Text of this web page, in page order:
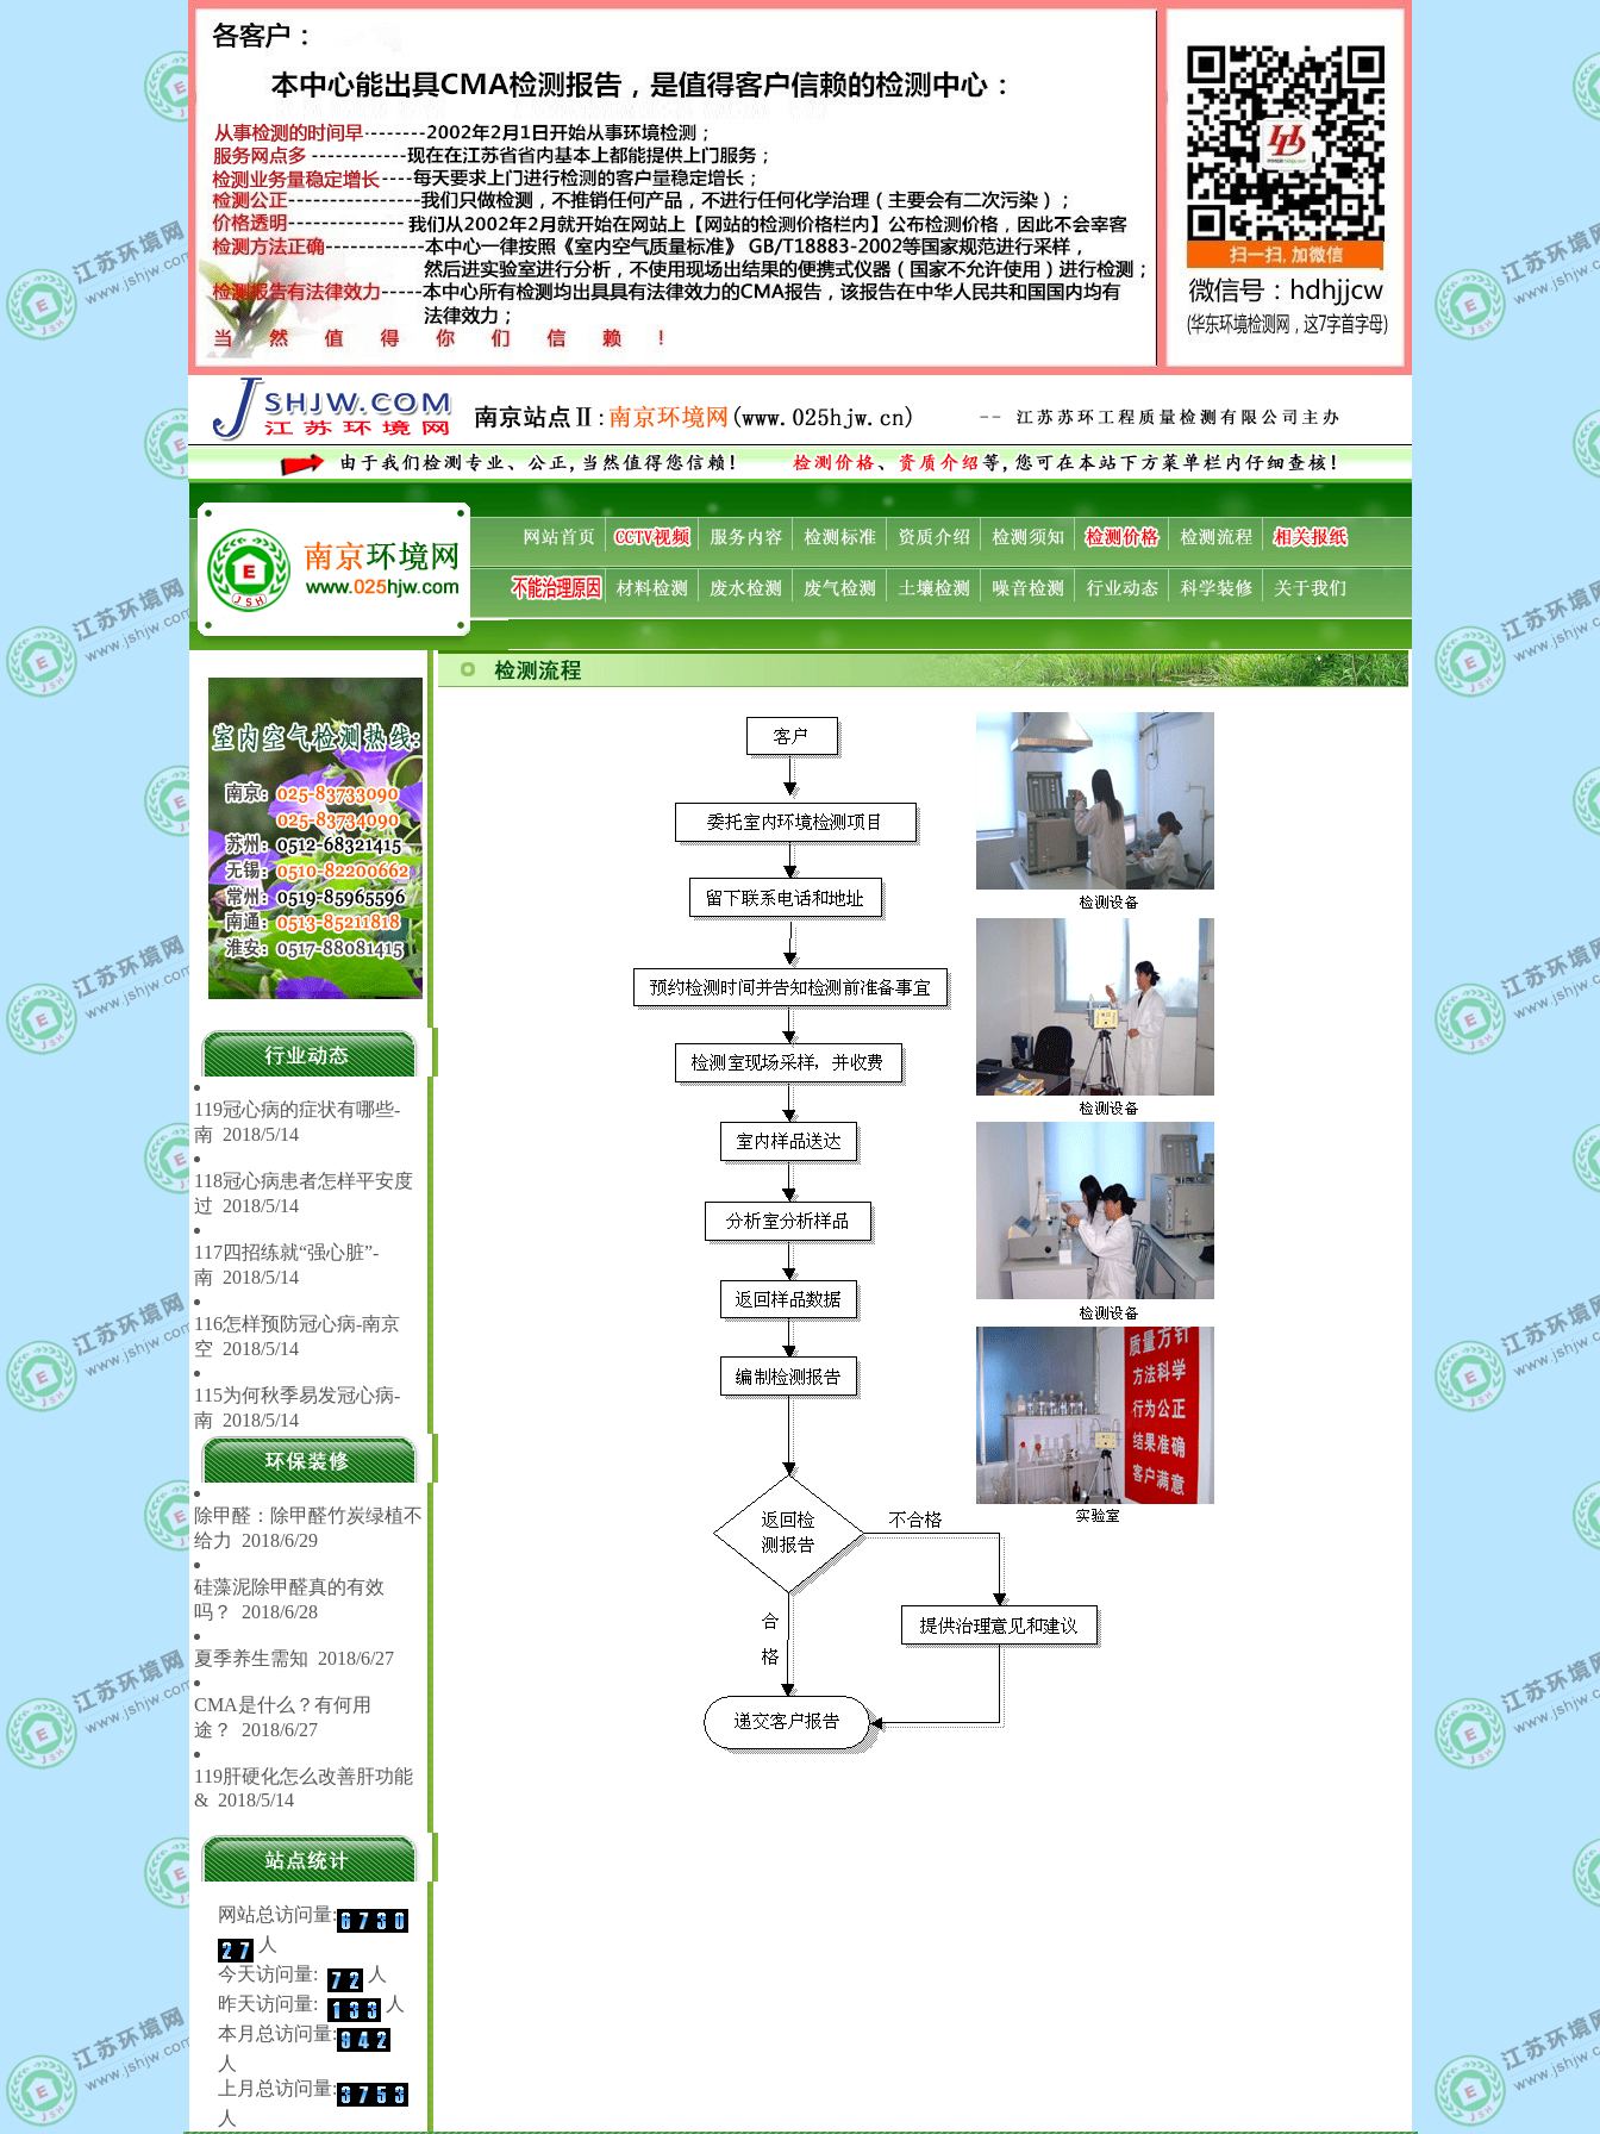
119冠心病的症状有哪些-
南2018/5/14
118冠心病患者怎样平安度
过 2018/5/14
117四招练就“强心脏”-
南2018/5/14
116怎样预防冠心病-南京
空 2018/5/14
115为何秋季易发冠心病-
南2018/5/14
除甲醛：除甲醛竹炭绿植不
给力 2018/6/29
硅藻泥除甲醛真的有效
吗？
2018/6/28
夏季养生需知 2018/6/27
CMA是什么？有何用
途？
2018/6/27
119肝硬化怎么改善肝功能
&2018/5/14
网站总访问量:
人
今天访问量:
人
昨天访问量:
人
本月总访问量:
人
上月总访问量:
人